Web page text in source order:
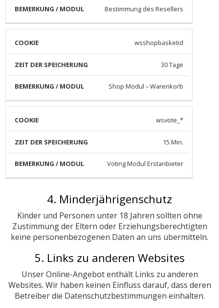
Bestimmung des Resellers
wsshopbasketid
30 Tage
Shop Modul – Warenkorb
wsvote_*
15 Min.
Voting Modul Erstanbieter
4. Minderjährigenschutz
Kinder und Personen unter 18 Jahren sollten ohne
Zustimmung der Eltern oder Erziehungsberechtigten
keine personenbezogenen Daten an uns übermitteln.
5. Links zu anderen Websites
Unser Online-Angebot enthält Links zu anderen
Websites. Wir haben keinen Einfluss darauf, dass deren
Betreiber die Datenschutzbestimmungen einhalten.